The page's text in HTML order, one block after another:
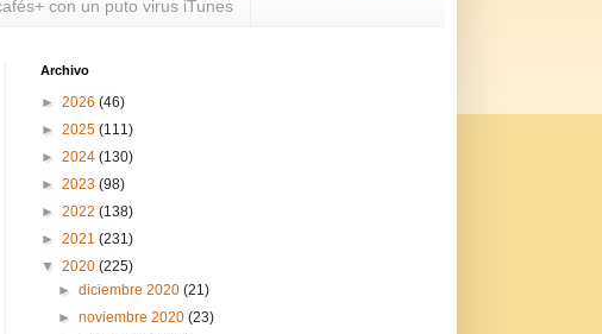
con un puto virus iTunes
Archivo
► 2026 (46)
► 2025 (111)
► 2024 (130)
► 2023 (98)
► 2022 (138)
► 2021 (231)
▼ 2020 (225)
►diciembre 2020(21)
►noviembre 2020(23)